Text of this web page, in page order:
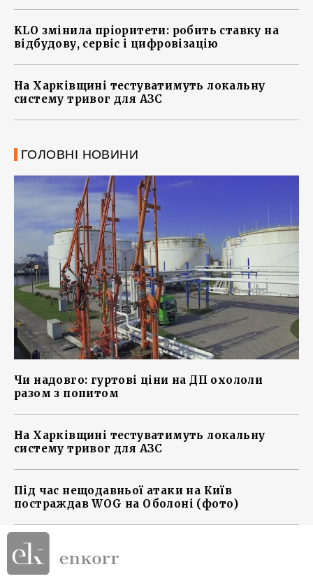
KLO змінила пріоритети: робить ставку на
відбудову, сервіс і цифровізацію
На Харківщині тестуватимуть локальну
систему тривог для АЗС
ГОЛОВНІ НОВИНИ
Чи надовго: гуртові ціни на ДП охололи
разом з попитом
На Харківщині тестуватимуть локальну
систему тривог для АЗС
Під час нещодавньої атаки на Київ
постраждав WOG на Оболоні (фото)